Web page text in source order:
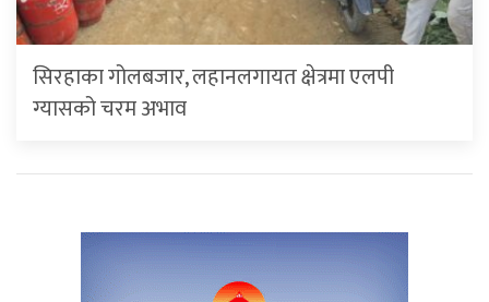
सिरहाका गोलबजार, लहानलगायत क्षेत्रमा एलपी
ग्यासको चरम अभाव